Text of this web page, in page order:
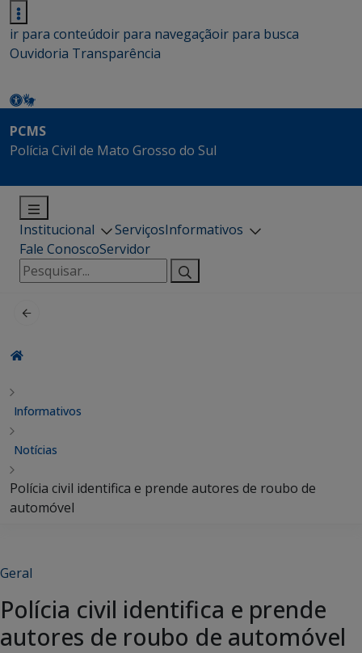
ir para conteúdoir para navegaçãoir para busca
Ouvidoria Transparência
PCMS
Polícia Civil de Mato Grosso do Sul
Institucional ServiçosInformativos
Fale ConoscoServidor
Pesquisar
por:
Informativos
Notícias
Polícia civil identifica e prende autores de roubo de
automóvel
Geral
Polícia civil identifica e prende
autores de roubo de automóvel